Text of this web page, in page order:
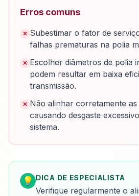
Erros comuns
✕ Subestimar o fator de
falhas prematuras na polia
✕ Escolher diâmetros de polia
podem resultar em baixa
transmissão.
✕ Não alinhar corretamente as
causando desgaste
sistema.
💡 DICA DE ESPECIALISTA
Verifique regularmente o